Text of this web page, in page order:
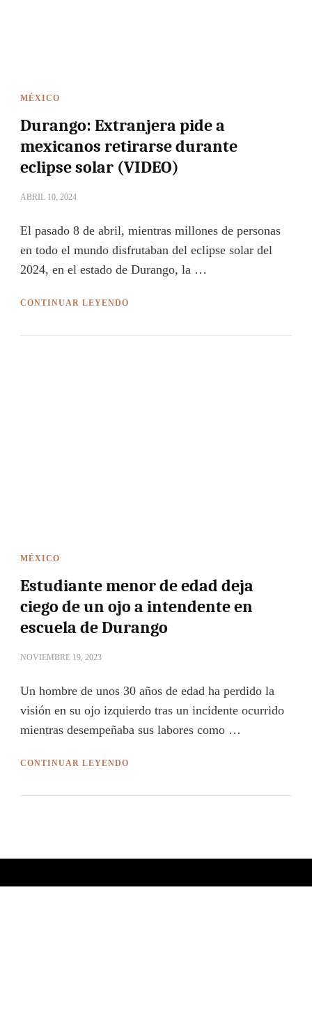
MÉXICO
Durango: Extranjera pide a
mexicanos retirarse durante
eclipse solar (VIDEO)
ABRIL 10, 2024
El pasado 8 de abril, mientras millones de personas
en todo el mundo disfrutaban del eclipse solar del
2024, en el estado de Durango, la …
CONTINUAR LEYENDO
MÉXICO
Estudiante menor de edad deja
ciego de un ojo a intendente en
escuela de Durango
NOVIEMBRE 19, 2023
Un hombre de unos 30 años de edad ha perdido la
visión en su ojo izquierdo tras un incidente ocurrido
mientras desempeñaba sus labores como …
CONTINUAR LEYENDO